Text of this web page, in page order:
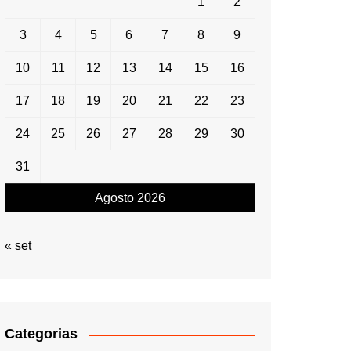
Agosto 2026
3 4 5 6 7 8 9
10 11 12 13 14 15 16
17 18 19 20 21 22 23
24 25 26 27 28 29 30
31
« set
Categorias